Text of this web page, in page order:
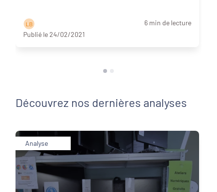
L B
6 min de lecture
Publié le 24/02/2021
Découvrez nos dernières analyses
Analyse